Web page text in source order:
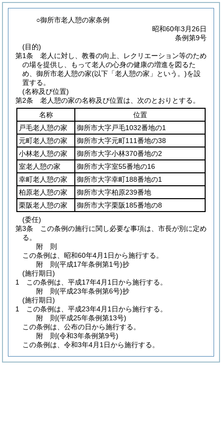
○御所市老人憩の家条例
昭和60年3月26日
条例第9号
(目的)
第1条
老人に対し、教養の向上、レクリエーション等のため
の場を提供し、もって老人の心身の健康の増進を図るた
め、御所市老人憩の家(以下「老人憩の家」という。)を設
置する。
(名称及び位置)
第2条
老人憩の家の名称及び位置は、次のとおりとする。
名称
位置
戸毛老人憩の家
御所市大字戸毛1032番地の1
元町老人憩の家
御所市大字元町111番地の38
小林老人憩の家
御所市大字小林370番地の2
室老人憩の家
御所市大字室55番地の16
幸町老人憩の家
御所市大字幸町188番地の1
柏原老人憩の家
御所市大字柏原239番地
栗阪老人憩の家
御所市大字栗阪185番地の8
(委任)
第3条
この条例の施行に関し必要な事項は、市長が別に定め
る。
附 則
この条例は、昭和60年4月1日から施行する。
附 則(平成17年条例第1号)抄
(施行期日)
1
この条例は、平成17年4月1日から施行する。
附 則(平成23年条例第6号)抄
(施行期日)
1
この条例は、平成23年4月1日から施行する。
附 則(平成25年条例第13号)
この条例は、公布の日から施行する。
附 則(令和3年条例第9号)
この条例は、令和3年4月1日から施行する。